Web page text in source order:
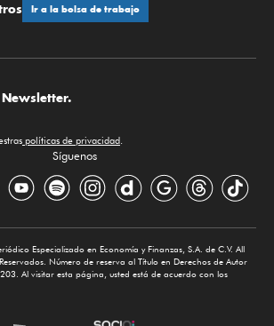
Ir a la bolsa de trabajo
Newsletter.
políticas de privacidad.
Síguenos
Especializado en Economía y Finanzas, S.A. de C.V. All
Número de reserva al Título en Derechos de Autor
Al visitar esta página, usted está de acuerdo con los